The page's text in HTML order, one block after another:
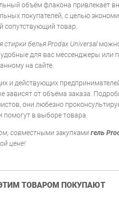
объём флакона привлекает
покупателей, с целью
сопутствующий товар.
стирки белья Prodax Universal
для вас мессенджеры или
на сайте.
и действующих
зависят от объёма заказа.
они любезно
помогут в выборе товара.
совместными закупками гель
цене!
ТОВАРОМ ПОКУПАЮТ